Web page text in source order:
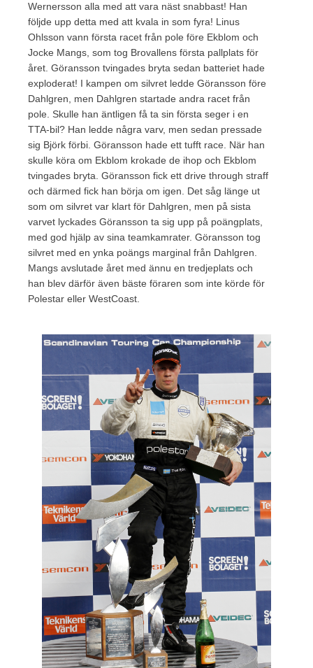
Wernersson alla med att vara näst snabbast! Han
följde upp detta med att kvala in som fyra! Linus
Ohlsson vann första racet från pole före Ekblom och
Jocke Mangs, som tog Brovallens första pallplats för
året. Göransson tvingades bryta sedan batteriet hade
exploderat! I kampen om silvret ledde Göransson före
Dahlgren, men Dahlgren startade andra racet från
pole. Skulle han äntligen få ta sin första seger i en
TTA-bil? Han ledde några varv, men sedan pressade
sig Björk förbi. Göransson hade ett tufft race. När han
skulle köra om Ekblom krokade de ihop och Ekblom
tvingades bryta. Göransson fick ett drive through straff
och därmed fick han börja om igen. Det såg länge ut
som om silvret var klart för Dahlgren, men på sista
varvet lyckades Göransson ta sig upp på poängplats,
med god hjälp av sina teamkamrater. Göransson tog
silvret med en ynka poängs marginal från Dahlgren.
Mangs avslutade året med ännu en tredjeplats och
han blev därför även bäste föraren som inte körde för
Polestar eller WestCoast.